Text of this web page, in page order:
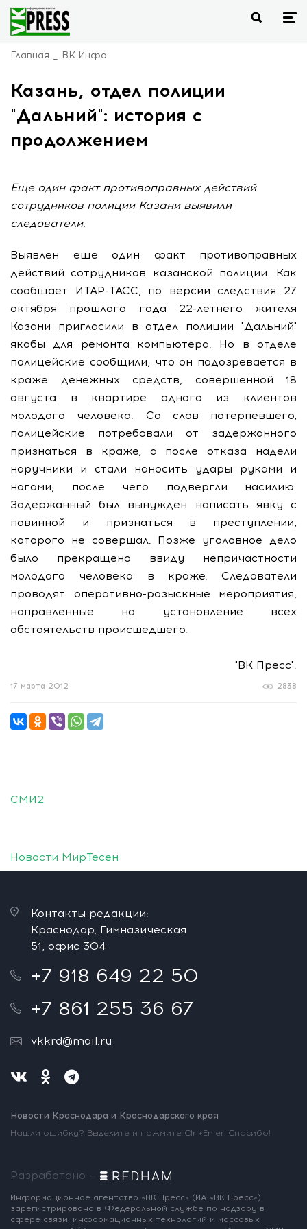
Главная ВК Инфо
Казань, отдел полиции
"Дальний": история с
продолжением
Еще один факт противоправных действий
сотрудников полиции Казани выявили
следователи.
Выявлен еще один факт противоправных
действий сотрудников казанской полиции. Как
сообщает ИТАР-ТАСС, по версии следствия 27
октября прошлого года 22-летнего жителя
Казани пригласили в отдел полиции "Дальний"
якобы для ремонта компьютера. Но в отделе
полицейские сообщили, что он подозревается в
краже денежных средств, совершенной 18
августа в квартире одного из клиентов
молодого человека. Со слов потерпевшего,
полицейские потребовали от задержанного
признаться в краже, а после отказа надели
наручники и стали наносить удары руками и
ногами, после чего подвергли насилию.
Задержанный был вынужден написать явку с
повинной и признаться в преступлении,
которого не совершал. Позже уголовное дело
было прекращено ввиду непричастности
молодого человека в краже. Следователи
проводят оперативно-розыскные мероприятия,
направленные на установление всех
обстоятельств происшедшего.
"ВК Пресс".
2838
17 марта 2012
СМИ2
Новости МирТесен
Контакты редакции:
Краснодар, Гимназическая
51, офис 304
+7 918 649 22 50
+7 861 255 36 67
vkkrd@mail.ru
Новости Краснодара и Краснодарского края
Нашли ошибку? Выделите и нажмите Ctrl+Enter. Спасибо!
Разработано —
Информационное агентство «ВК Пресс» (ИА «ВК Пресс»)
зарегистрировано в Федеральной службе по надзору в
сфере связи, информационных технологий и массовых